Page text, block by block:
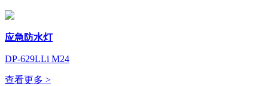
应急防水灯
DP-629LLi M24
查看更多 >